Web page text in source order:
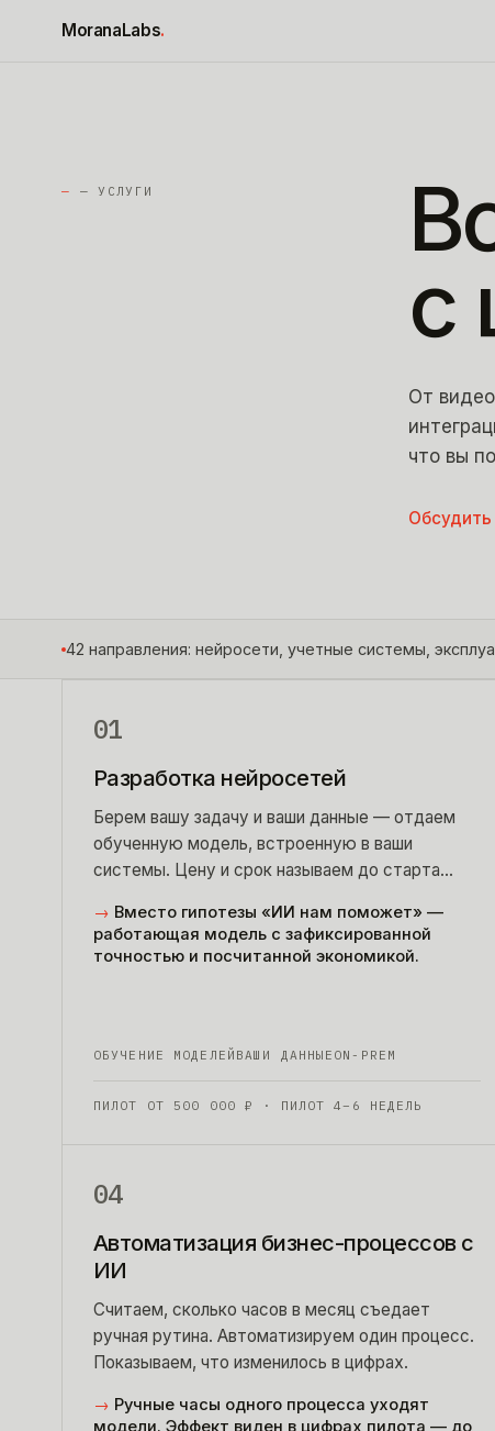
MoranaLabs.
— — УСЛУГИ
с
От
что вы
Обсудить
42 направления: нейросети, учетные системы,
01
Разработка нейросетей
Берем вашу задачу и ваши данные — отдаем
обученную модель, встроенную в ваши
системы. Цену и срок называем до старта
→ Вместо гипотезы «ИИ нам поможет» —
работающая модель с зафиксированной
точностью и посчитанной экономикой.
ОБУЧЕНИЕ МОДЕЛЕЙ ВАШИ ДАННЫЕ ON-PREM
ПИЛОТ ОТ 500 000 ₽ · ПИЛОТ 4–6 НЕДЕЛЬ
04
Автоматизация бизнес-процессов с
ИИ
Считаем, сколько часов в месяц съедает
ручная рутина. Автоматизируем один процесс.
Показываем, что изменилось в цифрах.
→ Ручные часы одного процесса уходят
модели. Эффект виден в цифрах пилота — до